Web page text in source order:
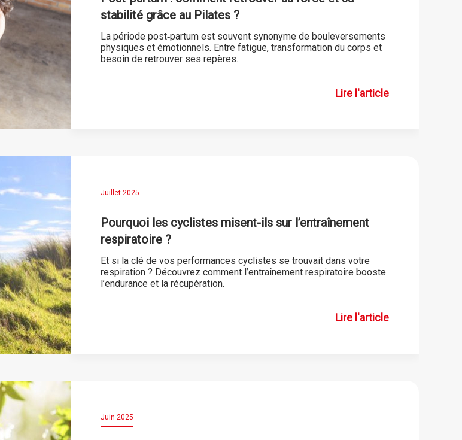
stabilité grâce au Pilates ?
La période post‑partum est souvent synonyme de bouleversements
physiques et émotionnels. Entre fatigue, transformation du corps et
besoin de retrouver ses repères.
Lire l'article
Juillet 2025
Pourquoi les cyclistes misent-ils sur l’entraînement
respiratoire ?
Et si la clé de vos performances cyclistes se trouvait dans votre
respiration ? Découvrez comment l’entraînement respiratoire booste
l’endurance et la récupération.
Lire l'article
Juin 2025